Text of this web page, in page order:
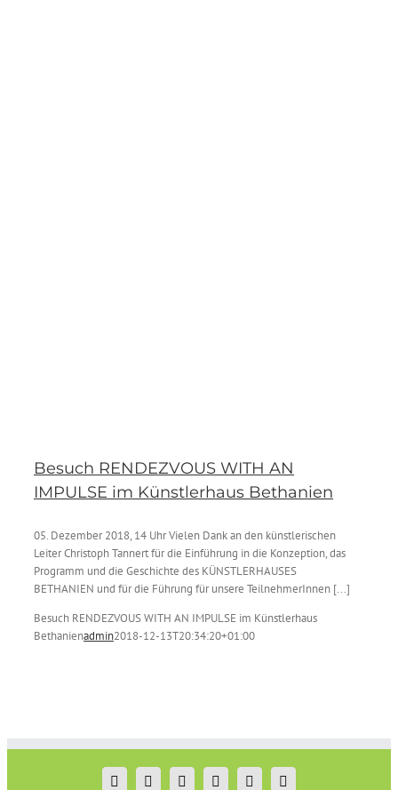
Besuch RENDEZVOUS WITH AN
IMPULSE im Künstlerhaus Bethanien
05. Dezember 2018, 14 Uhr Vielen Dank an den künstlerischen
Leiter Christoph Tannert für die Einführung in die Konzeption, das
Programm und die Geschichte des KÜNSTLERHAUSES
BETHANIEN und für die Führung für unsere TeilnehmerInnen [...]
Besuch RENDEZVOUS WITH AN IMPULSE im Künstlerhaus
Bethanienadmin2018-12-13T20:34:20+01:00